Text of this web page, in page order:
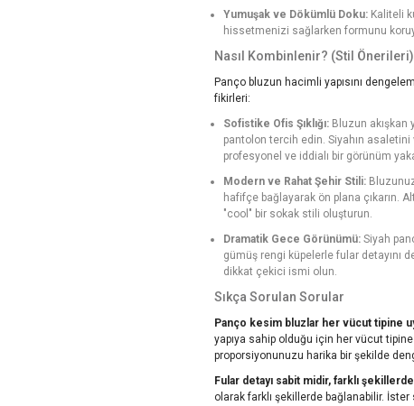
Yumuşak ve Dökümlü Doku: Kaliteli
hissetmenizi sağlarken formunu
Nasıl Kombinlenir? (Stil Önerileri)
Panço bluzun hacimli yapısını
fikirleri:
Sofistike Ofis Şıklığı: Bluzun akışkan
pantolon tercih edin. Siyahın
profesyonel ve iddialı bir görünüm
Modern ve Rahat Şehir Stili:
hafifçe bağlayarak ön plana çıkarın.
"cool" bir sokak stili oluşturun.
Dramatik Gece Görünümü: Siyah
gümüş rengi küpelerle fular detayını
dikkat çekici ismi olun.
Sıkça Sorulan Sorular
Panço kesim bluzlar her vücut tipine
yapıya sahip olduğu için her vücut
proporsiyonunuzu harika bir şekilde
Fular detayı sabit midir, farklı
olarak farklı şekillerde bağlanabilir.